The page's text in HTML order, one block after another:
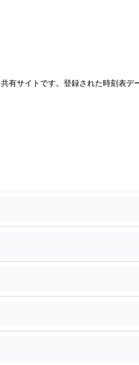
サイトです。登録された時刻表デ